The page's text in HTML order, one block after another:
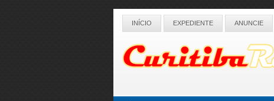
INÍCIO EXPEDIENTE ANUNCIE